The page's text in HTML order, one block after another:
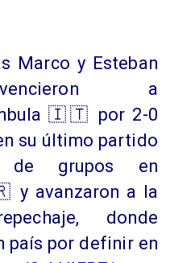
Marco y Esteban
a
🇮🇹 por 2-0
su último partido
grupos en
avanzaron a la
donde
país por definir en